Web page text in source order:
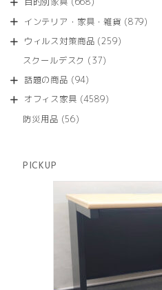
商
の
商
インテリア・家具・雑貨 879879
ウィルス対策商品 259259
スクールデスク 3737
商
話題の商品 9494
の
オフィス家具 45894589
防災用品 5656
PICKUP